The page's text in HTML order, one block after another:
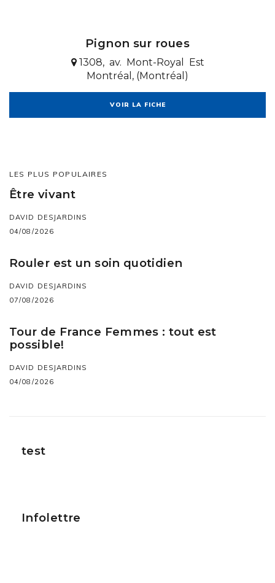
Pignon sur roues
1308, av. Mont-Royal Est
Montréal, (Montréal)
VOIR LA FICHE
LES PLUS POPULAIRES
Être vivant
DAVID DESJARDINS
04/08/2026
Rouler est un soin quotidien
DAVID DESJARDINS
07/08/2026
Tour de France Femmes : tout est
possible!
DAVID DESJARDINS
04/08/2026
test
Infolettre